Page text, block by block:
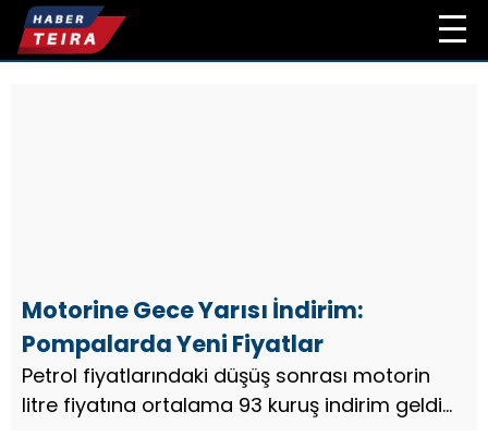
Motorine Gece Yarısı İndirim:
Pompalarda Yeni Fiyatlar
Petrol fiyatlarındaki düşüş sonrası motorin
litre fiyatına ortalama 93 kuruş indirim geldi...